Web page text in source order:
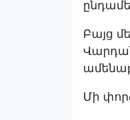
Բայց
Մի